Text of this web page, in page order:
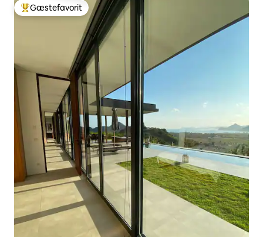
Bedste gæstefavorit
Gæstefavorit